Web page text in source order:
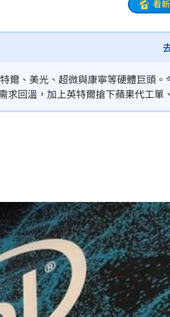
看
爾、美光、超微與康寧等硬體巨頭。
求回溫，加上英特爾搶下蘋果代工單
班」，傳統硬體廠因產能供不應求